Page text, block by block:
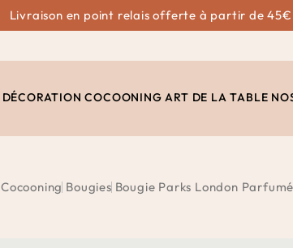
Livraison en point relais offerte à partir de
DÉCORATION COCOONING ART DE LA TABLE
Cocooning Bougies Bougie Parks London